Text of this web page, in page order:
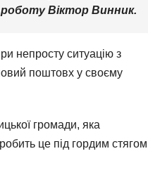
роботу Віктор Винник.
непросту ситуацію з
поштовх у своєму
громади, яка
це під гордим стягом